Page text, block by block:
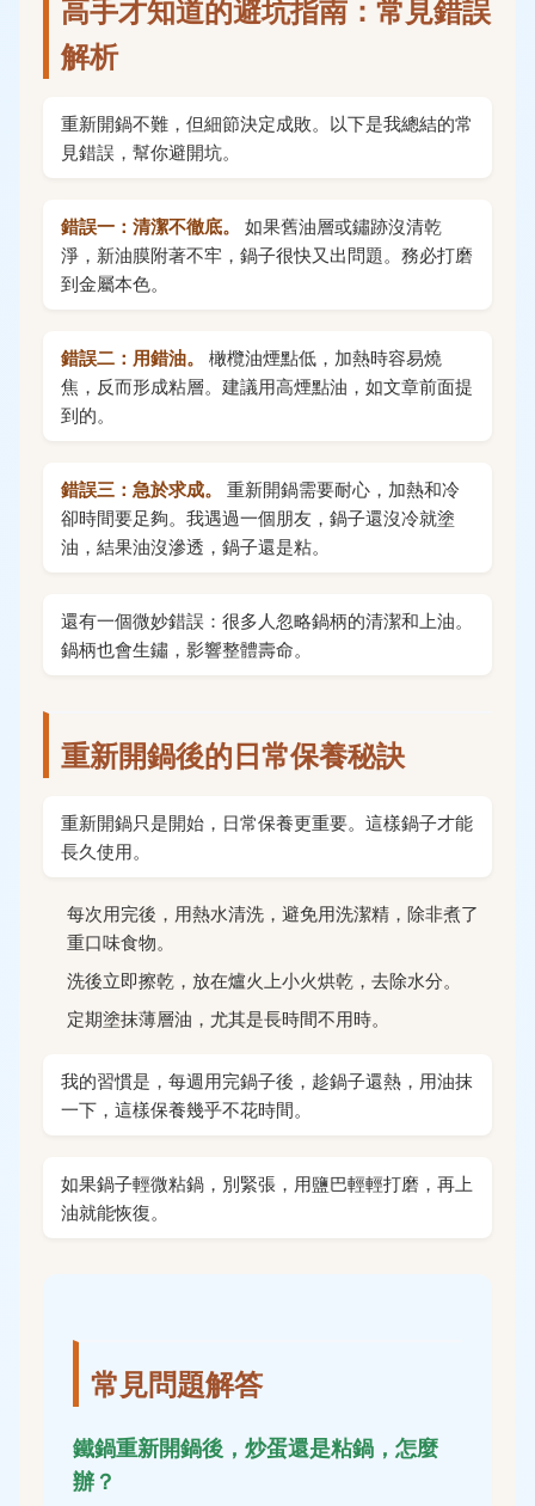
高手才知道的避坑指南：常見錯誤
解析
重新開鍋不難，但細節決定成敗。以下是我總結的常
見錯誤，幫你避開坑。
錯誤一：清潔不徹底。
如果舊油層或鏽跡沒清乾
淨，新油膜附著不牢，鍋子很快又出問題。務必打磨
到金屬本色。
錯誤二：用錯油。
橄欖油煙點低，加熱時容易燒
焦，反而形成粘層。建議用高煙點油，如文章前面提
到的。
錯誤三：急於求成。
重新開鍋需要耐心，加熱和冷
卻時間要足夠。我遇過一個朋友，鍋子還沒冷就塗
油，結果油沒滲透，鍋子還是粘。
還有一個微妙錯誤：很多人忽略鍋柄的清潔和上油。
鍋柄也會生鏽，影響整體壽命。
重新開鍋後的日常保養秘訣
重新開鍋只是開始，日常保養更重要。這樣鍋子才能
長久使用。
每次用完後，用熱水清洗，避免用洗潔精，除非煮了
重口味食物。
洗後立即擦乾，放在爐火上小火烘乾，去除水分。
定期塗抹薄層油，尤其是長時間不用時。
我的習慣是，每週用完鍋子後，趁鍋子還熱，用油抹
一下，這樣保養幾乎不花時間。
如果鍋子輕微粘鍋，別緊張，用鹽巴輕輕打磨，再上
油就能恢復。
常見問題解答
鐵鍋重新開鍋後，炒蛋還是粘鍋，怎麼
辦？